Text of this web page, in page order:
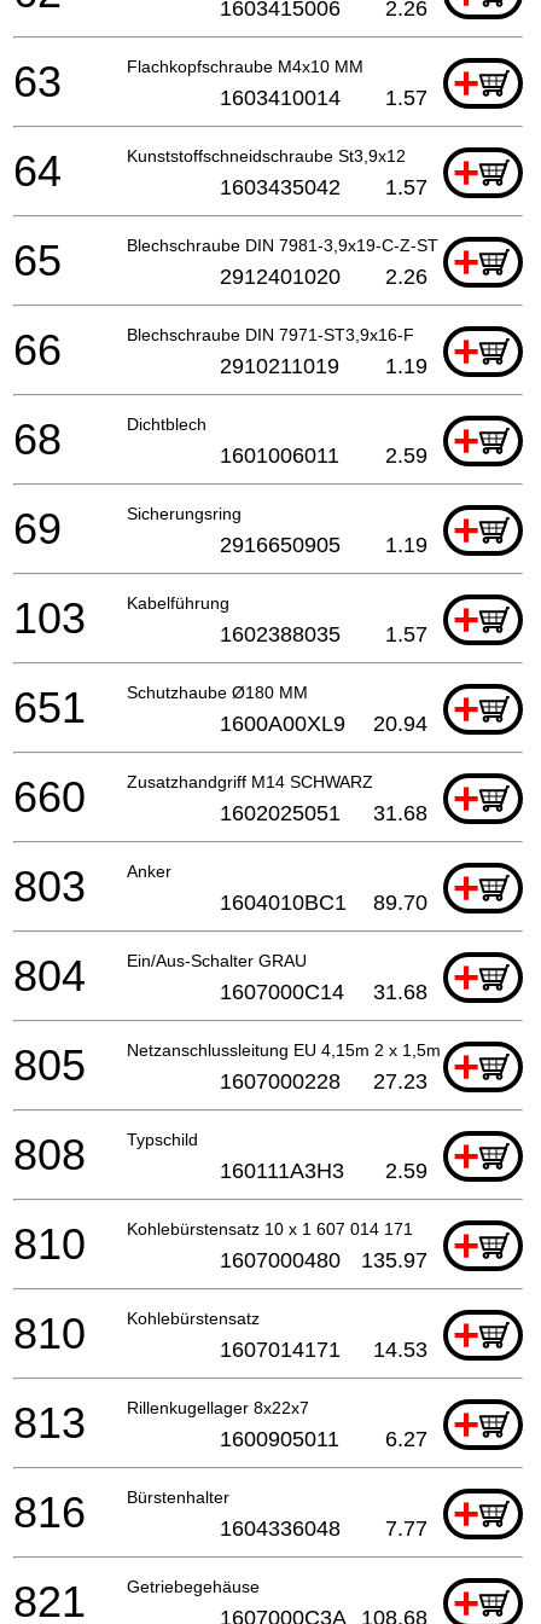
1603415006 2.26
Flachkopfschraube M4x10 MM +
63 1603410014 1.57
Kunststoffschneidschraube St3,9x12 +
64 1603435042 1.57
Blechschraube DIN 7981-3,9x19-C-Z-ST +
65 2912401020 2.26
Blechschraube DIN 7971-ST3,9x16-F +
66 2910211019 1.19
Dichtblech +
68 1601006011 2.59
Sicherungsring +
69 2916650905 1.19
Kabelführung +
103 1602388035 1.57
Schutzhaube Ø180 MM +
651 1600A00XL9 20.94
Zusatzhandgriff M14 SCHWARZ +
660 1602025051 31.68
Anker +
803 1604010BC1 89.70
Ein/Aus-Schalter GRAU +
804 1607000C14 31.68
Netzanschlussleitung EU 4,15m 2 x 1,5mm H07 RN-F
+
805 1607000228 27.23
Typschild +
808 160111A3H3 2.59
Kohlebürstensatz 10 x 1 607 014 171 +
810 1607000480 135.97
Kohlebürstensatz +
810 1607014171 14.53
Rillenkugellager 8x22x7 +
813 1600905011 6.27
Bürstenhalter +
816 1604336048 7.77
Getriebegehäuse +
821 1607000C3A 108.68